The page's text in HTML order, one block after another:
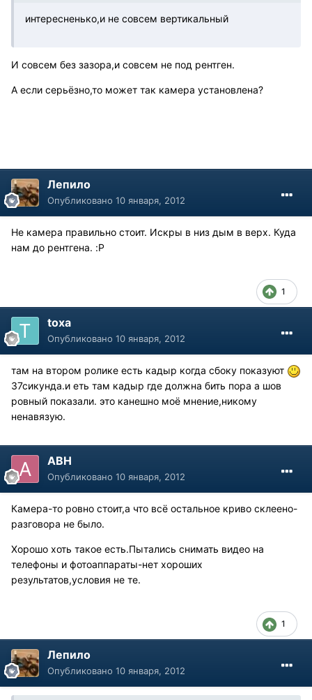
интересненько,и не совсем вертикальный
И совсем без зазора,и совсем не под рентген.
А если серьёзно,то может так камера установлена?
Лепило
Опубликовано 10 января, 2012
Не камера правильно стоит. Искры в низ дым в верх. Куда
нам до рентгена. :P
1
toxa
Опубликовано 10 января, 2012
там на втором ролике есть кадыр когда сбоку показуют
37сикунда.и еть там кадыр где должна бить пора а шов
ровный показали. это канешно моё мнение,никому
ненавязую.
АВН
Опубликовано 10 января, 2012
Камера-то ровно стоит,а что всё остальное криво склеено-
разговора не было.
Хорошо хоть такое есть.Пытались снимать видео на
телефоны и фотоаппараты-нет хороших
результатов,условия не те.
1
Лепило
Опубликовано 10 января, 2012